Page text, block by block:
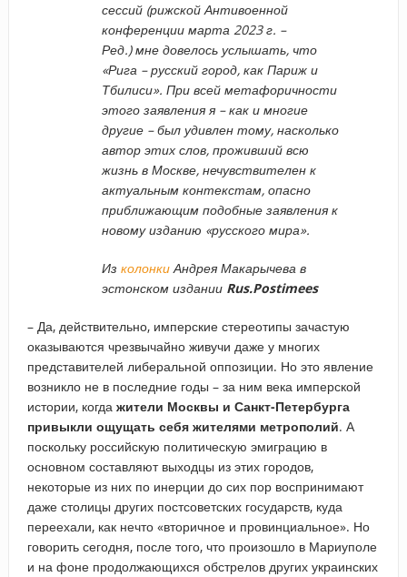
сессий (рижской Антивоенной
конференции марта 2023 г. –
Ред.) мне довелось услышать, что
«Рига – русский город, как Париж и
Тбилиси». При всей метафоричности
этого заявления я – как и многие
другие – был удивлен тому, насколько
автор этих слов, проживший всю
жизнь в Москве, нечувствителен к
актуальным контекстам, опасно
приближающим подобные заявления к
новому изданию «русского мира».
Из колонкиАндрея Макарычева в
эстонском издании Rus.Postimees
– Да, действительно, имперские стереотипы зачастую
оказываются чрезвычайно живучи даже у многих
представителей либеральной оппозиции. Но это явление
возникло не в последние годы – за ним века имперской
истории, когда жители Москвы и Санкт-Петербурга
привыкли ощущать себя жителями метрополий. А
поскольку российскую политическую эмиграцию в
основном составляют выходцы из этих городов,
некоторые из них по инерции до сих пор воспринимают
даже столицы других постсоветских государств, куда
переехали, как нечто «вторичное и провинциальное». Но
говорить сегодня, после того, что произошло в Мариуполе
и на фоне продолжающихся обстрелов других украинских